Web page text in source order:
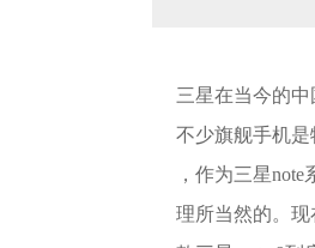
三星在当今的
不少旗舰手机是
，作为三星
理所当然的。